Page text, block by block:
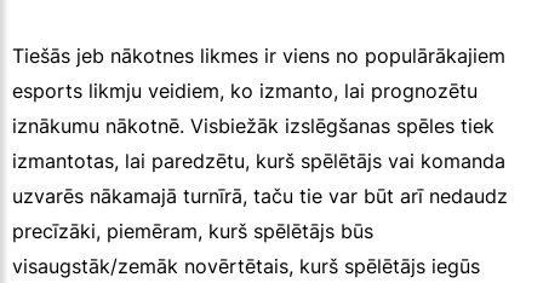
Tiešās jeb nākotnes likmes ir viens no populārākajiem
esports likmju veidiem, ko izmanto, lai prognozētu
iznākumu nākotnē. Visbiežāk izslēgšanas spēles tiek
izmantotas, lai paredzētu, kurš spēlētājs vai komanda
uzvarēs nākamajā turnīrā, taču tie var būt arī nedaudz
precīzāki, piemēram, kurš spēlētājs būs
visaugstāk/zemāk novērtētais, kurš spēlētājs iegūs